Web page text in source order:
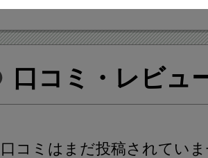
口コミ・レビュ
口コミはまだ投稿されてい